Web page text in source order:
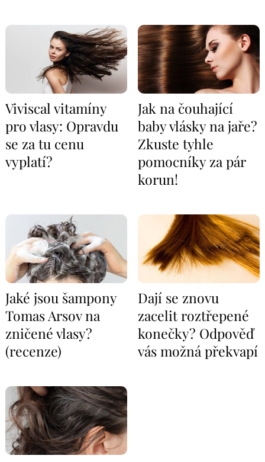
Viviscal vitamíny
pro vlasy: Opravdu
se za tu cenu
vyplatí?
Jak na čouhající
baby vlásky na jaře?
Zkuste tyhle
pomocníky za pár
korun!
Jaké jsou šampony
Tomas Arsov na
zničené vlasy?
(recenze)
Dají se znovu
zacelit roztřepené
konečky? Odpověď
vás možná překvapí